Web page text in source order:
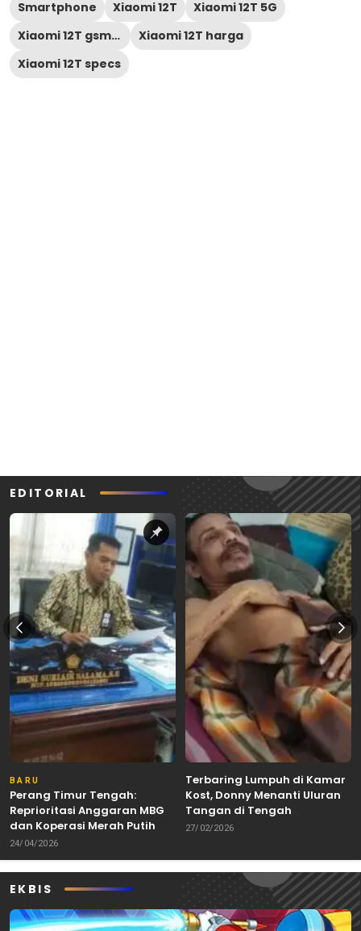
Smartphone Xiaomi 12T
Xiaomi 12T 5G
Xiaomi 12T gsmarena
Xiaomi 12T harga
Xiaomi 12T specs
EDITORIAL
BARU
Perang Timur Tengah:
Reprioritasi Anggaran MBG
dan Koperasi Merah Putih
24/04/2026
Terbaring Lumpuh di Kamar
Kost, Donny Menanti Uluran
Tangan di Tengah
Keterbatasan
27/02/2026
EKBIS